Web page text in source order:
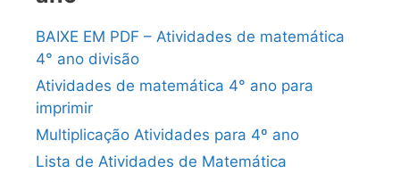
BAIXE EM PDF – Atividades de matemática
4° ano divisão
Atividades de matemática 4° ano para
imprimir
Multiplicação Atividades para 4º ano
Lista de Atividades de Matemática